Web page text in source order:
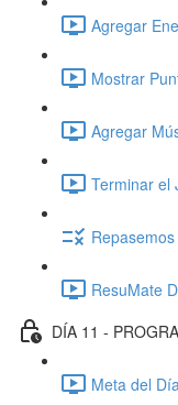
Agregar
Mostrar
Agregar
Terminar el
ResuMate
DÍA 11 -
Meta del